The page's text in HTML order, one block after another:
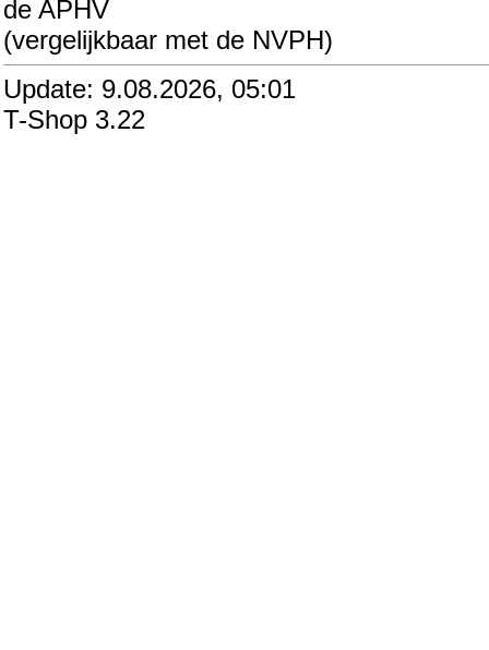
de APHV
(vergelijkbaar met de NVPH)
Update: 9.08.2026, 05:01
T-Shop 3.22